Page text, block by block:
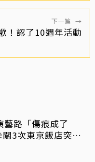
下一篇 →
！認了10週年活動
藝路「傷痕成了
3次東京飯店突找